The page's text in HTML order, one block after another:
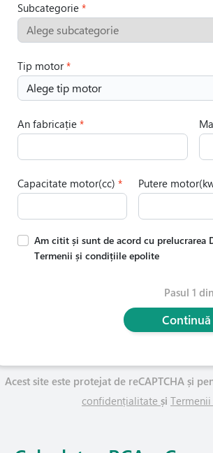
Subcategorie
Alege subcategorie
Tip motor
Alege tip motor
An fabricație
Capacitate motor(cc) Putere
Am citit și sunt de acord cu prelucrarea
Termenii și condițiile epolite
Pasul 1
Continuă
Acest site este protejat de reCAPTCHA și
confidențialitate și